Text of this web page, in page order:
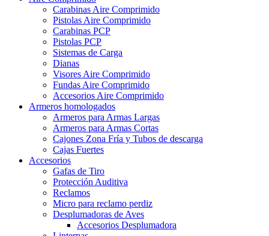
Carabinas Aire Comprimido
Pistolas Aire Comprimido
Carabinas PCP
Pistolas PCP
Sistemas de Carga
Dianas
Visores Aire Comprimido
Fundas Aire Comprimido
Accesorios Aire Comprimido
Armeros homologados
Armeros para Armas Largas
Armeros para Armas Cortas
Cajones Zona Fría y Tubos de descarga
Cajas Fuertes
Accesorios
Gafas de Tiro
Protección Auditiva
Reclamos
Micro para reclamo perdiz
Desplumadoras de Aves
Accesorios Desplumadora